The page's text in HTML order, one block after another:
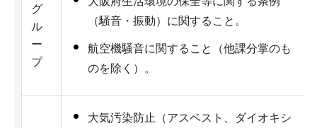
グ
ル
ー
プ
（騒音・振動）に関すること。
航空機騒音に関すること（他課分掌のも
のを除く）。
大気汚染防止（アスベスト、ダイオキシ